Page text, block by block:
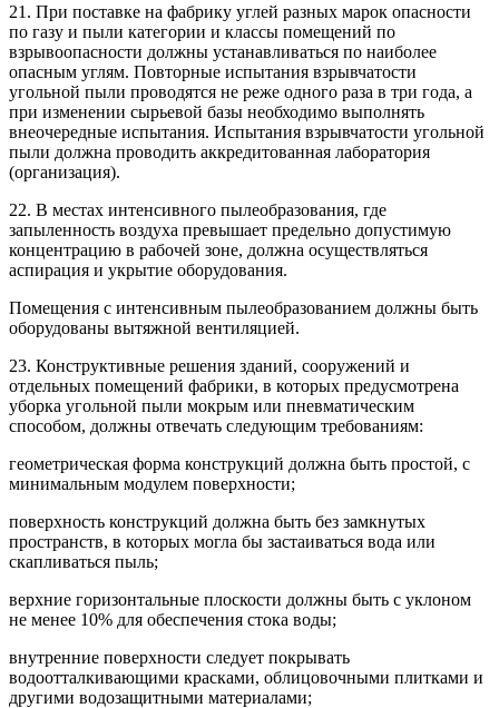
21. При поставке на фабрику углей разных марок опасности
по газу и пыли категории и классы помещений по
взрывоопасности должны устанавливаться по наиболее
опасным углям. Повторные испытания взрывчатости
угольной пыли проводятся не реже одного раза в три года, а
при изменении сырьевой базы необходимо выполнять
внеочередные испытания. Испытания взрывчатости угольной
пыли должна проводить аккредитованная лаборатория
(организация).
22. В местах интенсивного пылеобразования, где
запыленность воздуха превышает предельно допустимую
концентрацию в рабочей зоне, должна осуществляться
аспирация и укрытие оборудования.
Помещения с интенсивным пылеобразованием должны быть
оборудованы вытяжной вентиляцией.
23. Конструктивные решения зданий, сооружений и
отдельных помещений фабрики, в которых предусмотрена
уборка угольной пыли мокрым или пневматическим
способом, должны отвечать следующим требованиям:
геометрическая форма конструкций должна быть простой, с
минимальным модулем поверхности;
поверхность конструкций должна быть без замкнутых
пространств, в которых могла бы застаиваться вода или
скапливаться пыль;
верхние горизонтальные плоскости должны быть с уклоном
не менее 10% для обеспечения стока воды;
внутренние поверхности следует покрывать
водоотталкивающими красками, облицовочными плитками и
другими водозащитными материалами;